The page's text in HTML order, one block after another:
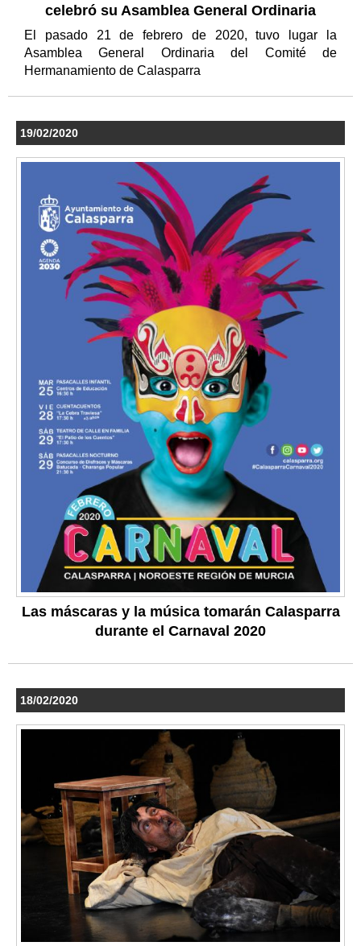
celebró su Asamblea General Ordinaria
El pasado 21 de febrero de 2020, tuvo lugar la
Asamblea General Ordinaria del Comité de
Hermanamiento de Calasparra
19/02/2020
Las máscaras y la música tomarán Calasparra
durante el Carnaval 2020
18/02/2020